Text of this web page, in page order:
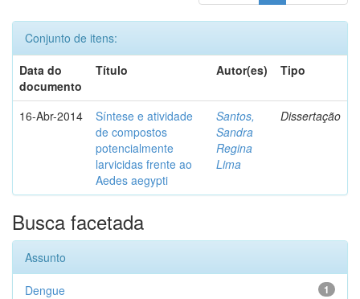
Conjunto de itens:
Data do
documento
Título Autor(es) Tipo
16-Abr-2014
Síntese e atividade
de compostos
potencialmente
larvicidas frente ao
Aedes aegypti
Santos,
Sandra
Regina
Lima
Dissertação
Busca facetada
Assunto
1
Dengue